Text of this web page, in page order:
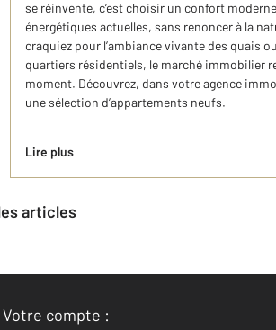
se réinvente, c’est choisir un confort
énergétiques actuelles, sans renoncer à la
craquiez pour l’ambiance vivante des quais
quartiers résidentiels, le marché immobilier
moment. Découvrez, dans votre agence
une sélection d’appartements neufs.
Lire plus
articles
Votre compte :